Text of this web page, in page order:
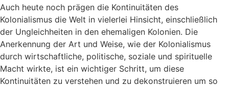
Auch heute noch prägen die Kontinuitäten des
Kolonialismus die Welt in vielerlei Hinsicht, einschließlich
der Ungleichheiten in den ehemaligen Kolonien. Die
Anerkennung der Art und Weise, wie der Kolonialismus
durch wirtschaftliche, politische, soziale und spirituelle
Macht wirkte, ist ein wichtiger Schritt, um diese
Kontinuitäten zu verstehen und zu dekonstruieren um so